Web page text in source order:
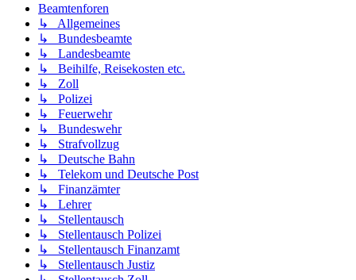
Beamtenforen
↳ Allgemeines
↳ Bundesbeamte
↳ Landesbeamte
↳ Beihilfe, Reisekosten etc.
↳ Zoll
↳ Polizei
↳ Feuerwehr
↳ Bundeswehr
↳ Strafvollzug
↳ Deutsche Bahn
↳ Telekom und Deutsche Post
↳ Finanzämter
↳ Lehrer
↳ Stellentausch
↳ Stellentausch Polizei
↳ Stellentausch Finanzamt
↳ Stellentausch Justiz